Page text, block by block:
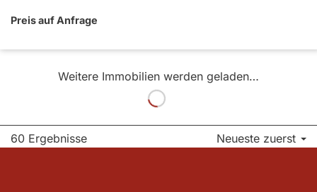
Preis auf Anfrage
Weitere Immobilien werden geladen…
60 Ergebnisse Neueste zuerst